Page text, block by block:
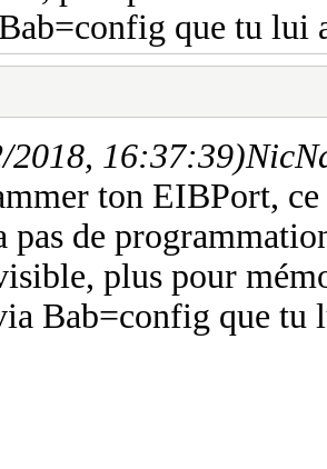
que tu lui
2018, 16:37:39)
ton EIBPort, ce
pas de
plus pour
Bab=config que tu